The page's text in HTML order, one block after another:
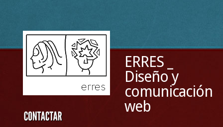
ERRES _
Diseño y
comunicación
web